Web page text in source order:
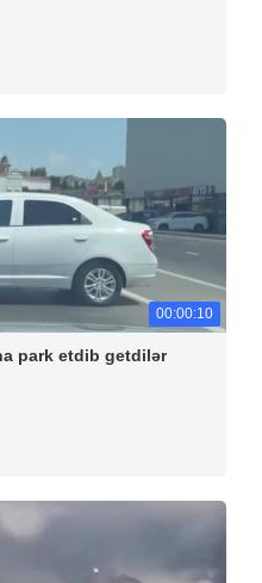
00:00:10
park etdib getdilər